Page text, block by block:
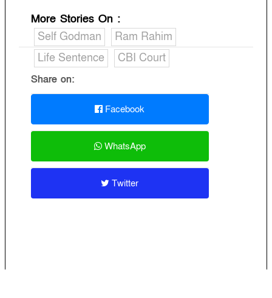
More Stories On :
Self Godman
Ram Rahim
Life Sentence
CBI Court
Share on:
Facebook
WhatsApp
Twitter